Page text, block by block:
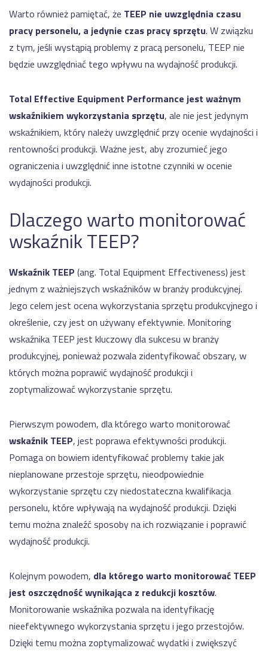
Warto również pamiętać, że TEEP nie uwzględnia czasu
pracy personelu, a jedynie czas pracy sprzętu. W związku
z tym, jeśli wystąpią problemy z pracą personelu, TEEP nie
będzie uwzględniać tego wpływu na wydajność produkcji.
Total Effective Equipment Performance jest ważnym
wskaźnikiem wykorzystania sprzętu, ale nie jest jedynym
wskaźnikiem, który należy uwzględnić przy ocenie wydajności i
rentowności produkcji. Ważne jest, aby zrozumieć jego
ograniczenia i uwzględnić inne istotne czynniki w ocenie
wydajności produkcji.
Dlaczego warto monitorować
wskaźnik TEEP?
Wskaźnik TEEP (ang. Total Equipment Effectiveness) jest
jednym z ważniejszych wskaźników w branży produkcyjnej.
Jego celem jest ocena wykorzystania sprzętu produkcyjnego i
określenie, czy jest on używany efektywnie. Monitoring
wskaźnika TEEP jest kluczowy dla sukcesu w branży
produkcyjnej, ponieważ pozwala zidentyfikować obszary, w
których można poprawić wydajność produkcji i
zoptymalizować wykorzystanie sprzętu.
Pierwszym powodem, dla którego warto monitorować
wskaźnik TEEP, jest poprawa efektywności produkcji.
Pomaga on bowiem identyfikować problemy takie jak
nieplanowane przestoje sprzętu, nieodpowiednie
wykorzystanie sprzętu czy niedostateczna kwalifikacja
personelu, które wpływają na wydajność produkcji. Dzięki
temu można znaleźć sposoby na ich rozwiązanie i poprawić
wydajność produkcji.
Kolejnym powodem, dla którego warto monitorować TEEP
jest oszczędność wynikająca z redukcji kosztów.
Monitorowanie wskaźnika pozwala na identyfikację
nieefektywnego wykorzystania sprzętu i jego przestojów.
Dzięki temu można zoptymalizować wydatki i zwiększyć